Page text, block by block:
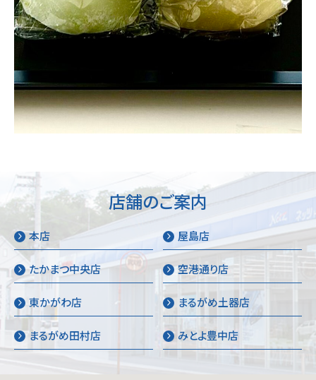
店舗のご案内
本店 屋島店
たかまつ中央店 空港通り店
東かがわ店 まるがめ土器店
まるがめ田村店 みとよ豊中店